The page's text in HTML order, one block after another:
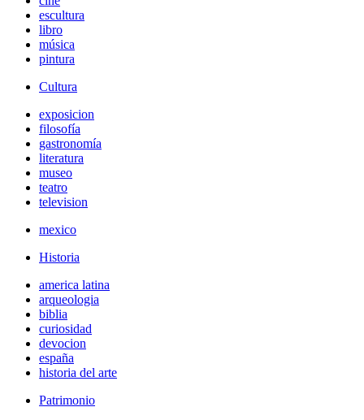
escultura
libro
música
pintura
Cultura
exposicion
filosofía
gastronomía
literatura
museo
teatro
television
mexico
Historia
america latina
arqueologia
biblia
curiosidad
devocion
españa
historia del arte
Patrimonio